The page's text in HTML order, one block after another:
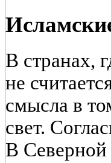
В странах,
не
смысла в
свет.
В